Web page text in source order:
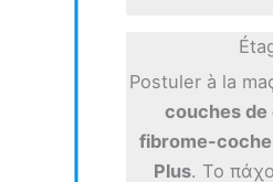
Postuler à la
couches de
fibrome-
Plus. Το